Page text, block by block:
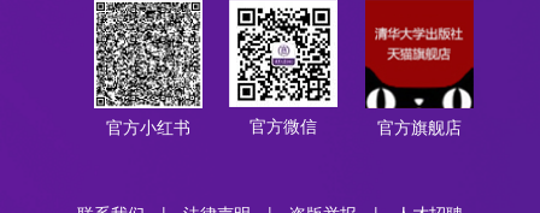
官方小红书 官方微信 官方旗舰店